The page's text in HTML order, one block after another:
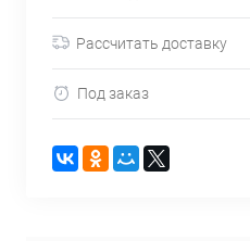
Рассчитать доставку
Под заказ